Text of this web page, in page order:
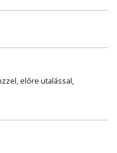
előre utalással,